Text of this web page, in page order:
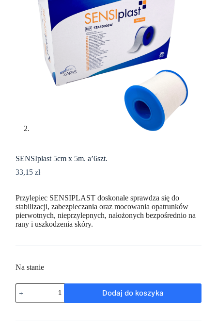
SENSIplast 5cm x 5m. a’6szt.
33,15 zł
Przylepiec SENSIPLAST doskonale sprawdza się do
stabilizacji, zabezpieczania oraz mocowania opatrunków
pierwotnych, nieprzylepnych, nałożonych bezpośrednio na
rany i uszkodzenia skóry.
Na stanie
Dodaj do koszyka